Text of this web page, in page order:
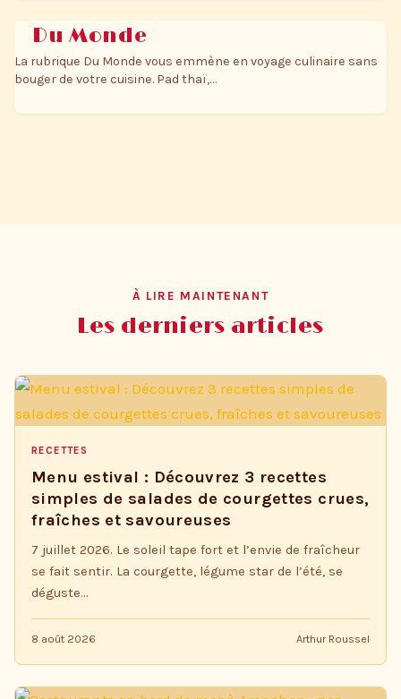
Du Monde
La rubrique Du Monde vous emmène en voyage culinaire sans
bouger de votre cuisine. Pad thaï,…
À LIRE MAINTENANT
Les derniers articles
RECETTES
Menu estival : Découvrez 3 recettes
simples de salades de courgettes crues,
fraîches et savoureuses
7 juillet 2026. Le soleil tape fort et l’envie de fraîcheur
se fait sentir. La courgette, légume star de l’été, se
déguste…
8 août 2026 Arthur Roussel